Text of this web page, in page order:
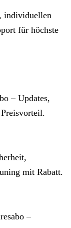
individuellen
für höchste
– Updates,
mit Rabatt.
–